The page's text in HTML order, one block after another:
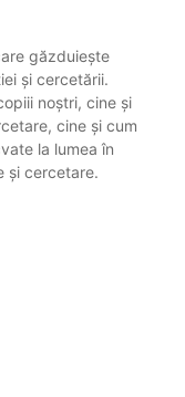
găzduiește
și cercetării.
noștri, cine și
cine și cum
la lumea în
și cercetare.